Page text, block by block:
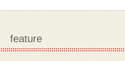
feature